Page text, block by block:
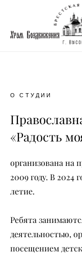
О СТУДИИ
«Радость
организована на
2009 году. В 2024
летие.
Ребята
деятельностью,
посещением